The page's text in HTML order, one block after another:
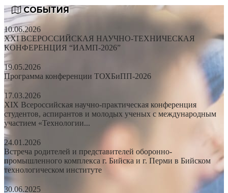
СОБЫТИЯ
10.06.2026
XXI ВСЕРОССИЙСКАЯ НАУЧНО-ТЕХНИЧЕСКАЯ
КОНФЕРЕНЦИЯ “ИАМП-2026”
19.05.2026
Программа конференции ТОХБиПП-2026
17.03.2026
XIX Всероссийская научно-практическая конференция
студентов, аспирантов и молодых ученых с международным
участием «Технологии...
24.01.2026
Встреча родителей и представителей оборонно-
промышленного комплекса г. Бийска и г. Перми в Бийском
технологическом институте
30.06.2025